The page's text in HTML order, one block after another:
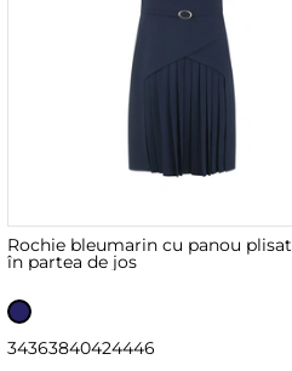
Rochie bleumarin cu panou plisat
în partea de jos
34363840424446